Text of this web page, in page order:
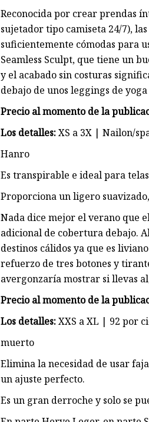
Reconocida por crear prendas
sujetador tipo camiseta 24/7),
suficientemente cómodas para
Seamless Sculpt, que tiene un
y el acabado sin costuras
debajo de unos leggings de
Precio al momento de la
Los detalles:XS a 3X | Nailon/
Hanro
Es transpirable e ideal para
Proporciona un ligero
Nada dice mejor el verano que
adicional de cobertura debajo.
destinos cálidos ya que es
refuerzo de tres botones y
avergonzaría mostrar si llevas
Precio al momento de la
Los detalles:XXS a XL | 92 por
muerto
Elimina la necesidad de usar
un ajuste perfecto.
Es un gran derroche y solo se